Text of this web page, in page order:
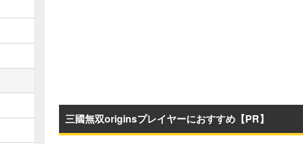
三國無双originsプレイヤーにおすすめ【PR】